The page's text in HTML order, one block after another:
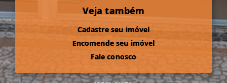
Veja também
Cadastre seu imóvel
Encomende seu imóvel
Fale conosco